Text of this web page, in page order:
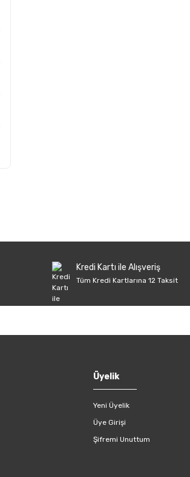
Kredi Kartı ile Alışveriş
Tüm Kredi Kartlarına 12 Taksit
Üyelik
Yeni Üyelik
Üye Girişi
Şifremi Unuttum